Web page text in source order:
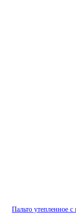
Пальто утепленное